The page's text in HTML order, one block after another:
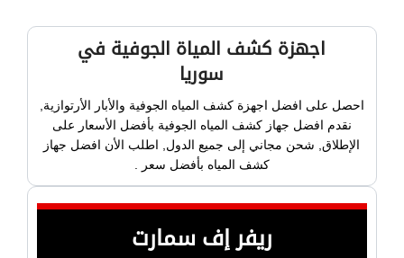
اجهزة كشف المياة الجوفية في
سوريا
احصل على افضل اجهزة كشف المياه الجوفية والأبار الأرتوازية,
نقدم افضل جهاز كشف المياه الجوفية بأفضل الأسعار على
الإطلاق, شحن مجاني إلى جميع الدول, اطلب الأن افضل جهاز
كشف المياه بأفضل سعر .
ريفر إف سمارت